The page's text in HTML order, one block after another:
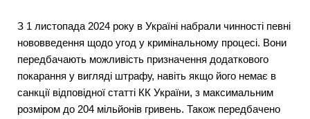
З 1 листопада 2024 року в Україні набрали чинності певні
нововведення щодо угод у кримінальному процесі. Вони
передбачають можливість призначення додаткового
покарання у вигляді штрафу, навіть якщо його немає в
санкції відповідної статті КК України, з максимальним
розміром до 204 мільйонів гривень. Також передбачено